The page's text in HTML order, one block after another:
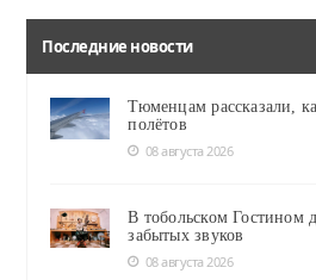
Последние новости
Тюменцам рассказали,
полётов
08 августа 2026
В тобольском Гостином
забытых звуков
08 августа 2026